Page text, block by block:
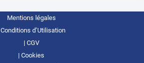
Mentions légales
Conditions d’Utilisation
CGV
Cookies